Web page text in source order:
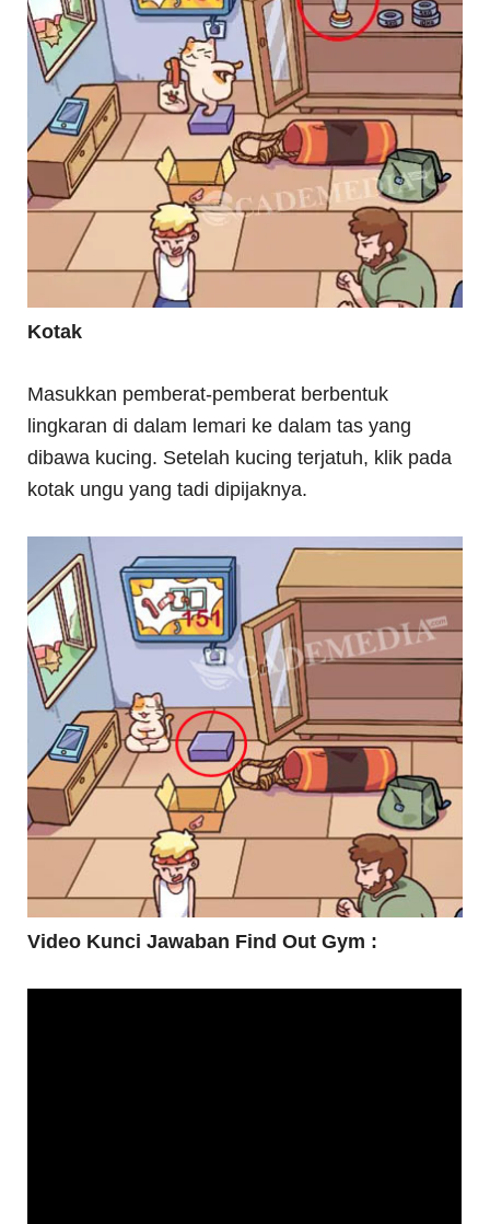
Kotak
Masukkan pemberat-pemberat berbentuk
lingkaran di dalam lemari ke dalam tas yang
dibawa kucing. Setelah kucing terjatuh, klik pada
kotak ungu yang tadi dipijaknya.
Video Kunci Jawaban Find Out Gym :